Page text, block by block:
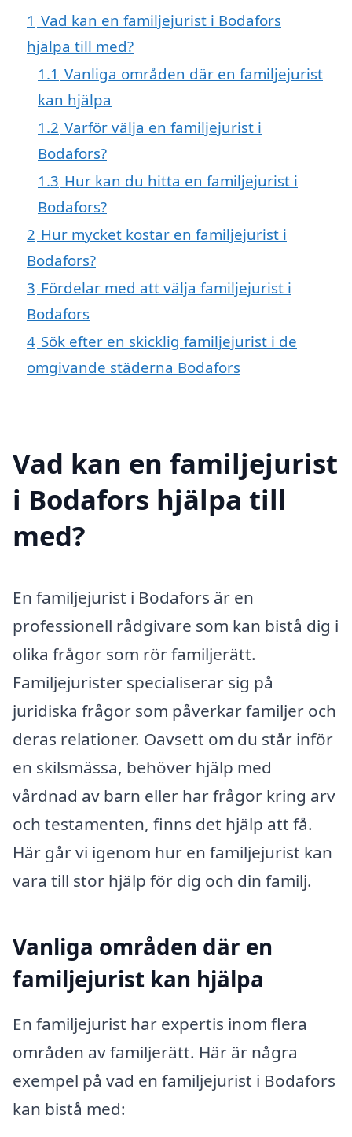
1 Vad kan en familjejurist i Bodafors
hjälpa till med?
1.1 Vanliga områden där en familjejurist
kan hjälpa
1.2 Varför välja en familjejurist i
Bodafors?
1.3 Hur kan du hitta en familjejurist i
Bodafors?
2 Hur mycket kostar en familjejurist i
Bodafors?
3 Fördelar med att välja familjejurist i
Bodafors
4 Sök efter en skicklig familjejurist i de
omgivande städerna Bodafors
Vad kan en familjejurist
i Bodafors hjälpa till
med?
En familjejurist i Bodafors är en
professionell rådgivare som kan bistå dig i
olika frågor som rör familjerätt.
Familjejurister specialiserar sig på
juridiska frågor som påverkar familjer och
deras relationer. Oavsett om du står inför
en skilsmässa, behöver hjälp med
vårdnad av barn eller har frågor kring arv
och testamenten, finns det hjälp att få.
Här går vi igenom hur en familjejurist kan
vara till stor hjälp för dig och din familj.
Vanliga områden där en
familjejurist kan hjälpa
En familjejurist har expertis inom flera
områden av familjerätt. Här är några
exempel på vad en familjejurist i Bodafors
kan bistå med: